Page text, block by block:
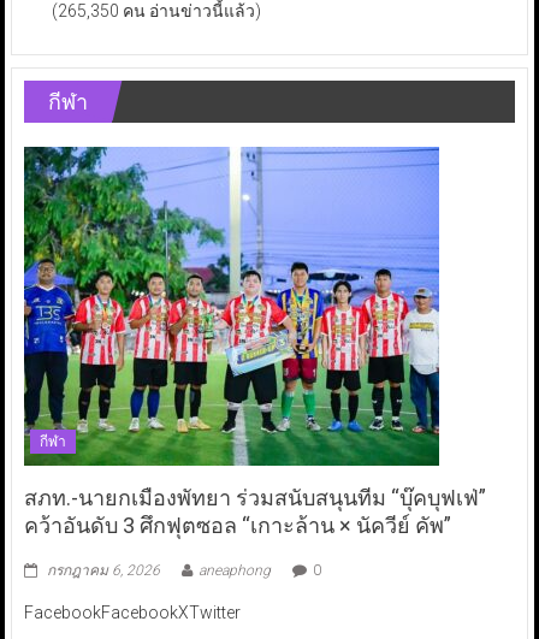
(265,350 คน อ่านข่าวนี้แล้ว)
กีฬา
กีฬา
สภท.-นายกเมืองพัทยา ร่วมสนับสนุนทีม “บุ๊คบุฟเฟ่”
คว้าอันดับ 3 ศึกฟุตซอล “เกาะล้าน × นัควีย์ คัพ”
กรกฎาคม 6, 2026 aneaphong 0
FacebookFacebookXTwitter